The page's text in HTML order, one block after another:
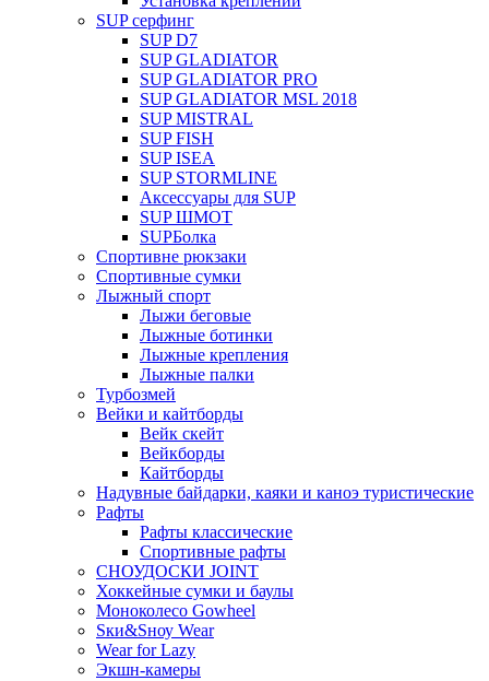
SUP серфинг
SUP D7
SUP GLADIATOR
SUP GLADIATOR PRO
SUP GLADIATOR MSL 2018
SUP MISTRAL
SUP FISH
SUP ISEA
SUP STORMLINE
Аксессуары для SUP
SUP ШМОТ
SUPБолка
Спортивне рюкзаки
Спортивные сумки
Лыжный спорт
Лыжи беговые
Лыжные ботинки
Лыжные крепления
Лыжные палки
Турбозмей
Вейки и кайтборды
Вейк скейт
Вейкборды
Кайтборды
Надувные байдарки, каяки и каноэ туристические
Рафты
Рафты классические
Спортивные рафты
СНОУДОСКИ JOINT
Хоккейные сумки и баулы
Моноколесо Gowheel
Sки&Sноу Wear
Wear for Lazy
Экшн-камеры